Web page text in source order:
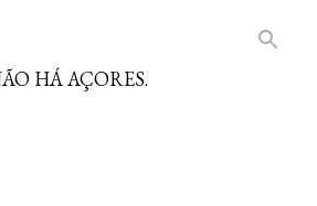
HÁ AÇORES.